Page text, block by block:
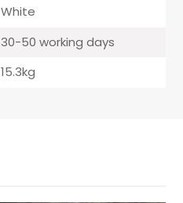
White
30-50 working days
15.3kg